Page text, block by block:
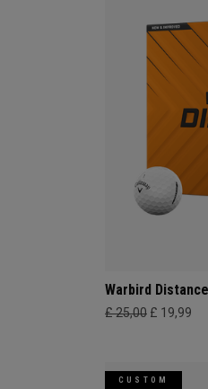
Warbird
£ 25,00 £ 19,99
CUSTOM